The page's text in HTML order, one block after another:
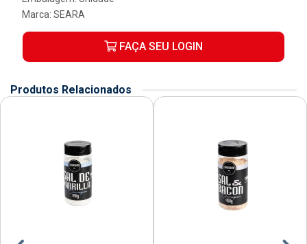
Marca: SEARA
FAÇA SEU LOGIN
Produtos Relacionados